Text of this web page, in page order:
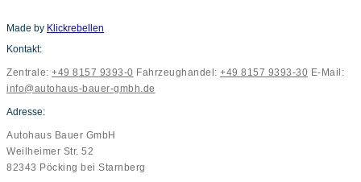
Made by Klickrebellen
Kontakt:
Zentrale: +49 8157 9393-0 Fahrzeughandel: +49 8157 9393-30 E-Mail:
info@autohaus-bauer-gmbh.de
Adresse:
Autohaus Bauer GmbH
Weilheimer Str. 52
82343 Pöcking bei Starnberg